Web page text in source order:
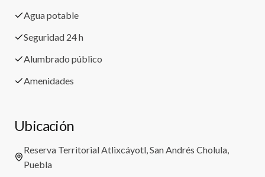
Agua potable
Seguridad 24 h
Alumbrado público
Amenidades
Ubicación
Reserva Territorial Atlixcáyotl, San Andrés Cholula,
Puebla